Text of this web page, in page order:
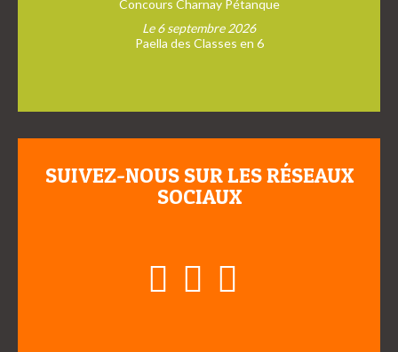
Concours Charnay Pétanque
Le 6 septembre 2026
Paella des Classes en 6
SUIVEZ-NOUS SUR LES RÉSEAUX
SOCIAUX